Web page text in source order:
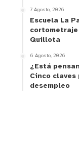
7 Agosto, 2026
Escuela La
cortometraje
Quillota
6 Agosto, 2026
¿Está
Cinco
desempleo